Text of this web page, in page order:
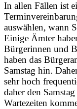
In allen Fällen ist
auswählen, wann
Einige Ämter
Bürgerinnen und
haben das
Samstag hin.
sehr hoch
daher den
Wartezeiten